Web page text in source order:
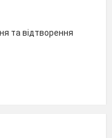
та відтворення